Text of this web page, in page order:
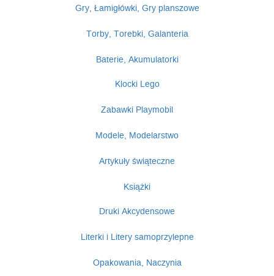
Gry, Łamigłówki, Gry planszowe
Torby, Torebki, Galanteria
Baterie, Akumulatorki
Klocki Lego
Zabawki Playmobil
Modele, Modelarstwo
Artykuły świąteczne
Książki
Druki Akcydensowe
Literki i Litery samoprzylepne
Opakowania, Naczynia